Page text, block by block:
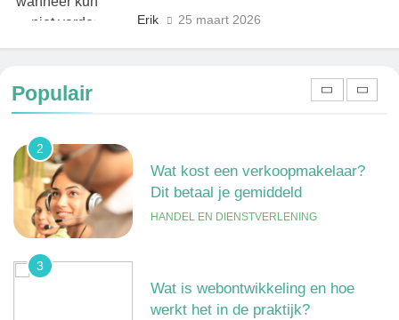
Erik 25 maart 2026
Populair
Een frisse kijk op menselijke
2
Wat kost een verkoopmakelaar?
Dit betaal je gemiddeld
HANDEL EN DIENSTVERLENING
3
Wat is webontwikkeling en hoe
werkt het in de praktijk?